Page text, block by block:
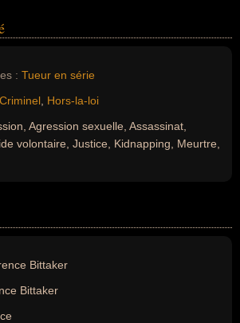
: Tueur en série
Criminel Hors-la-loi
Agression sexuelle, Assassinat,
volontaire, Justice, Kidnapping, Meurtre,
Bittaker
Bittaker